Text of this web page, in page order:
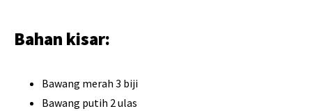
Bahan kisar:
Bawang merah 3 biji
Bawang putih 2 ulas